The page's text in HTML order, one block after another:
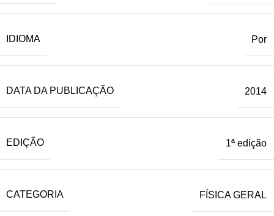
IDIOMA Por
DATA DA PUBLICAÇÃO 2014
EDIÇÃO 1ª edição
CATEGORIA FÍSICA GERAL